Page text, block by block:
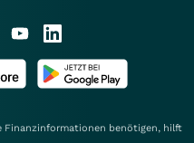
Finanzinformationen benötigen, hilft